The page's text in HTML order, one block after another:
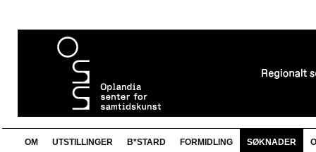
OM UTSTILLINGER B*STARD FORMIDLING SØKNADER